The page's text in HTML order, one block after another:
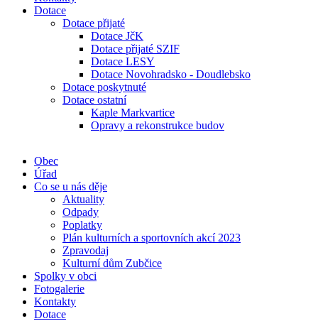
Dotace
Dotace přijaté
Dotace JčK
Dotace přijaté SZIF
Dotace LESY
Dotace Novohradsko - Doudlebsko
Dotace poskytnuté
Dotace ostatní
Kaple Markvartice
Opravy a rekonstrukce budov
Obec
Úřad
Co se u nás děje
Aktuality
Odpady
Poplatky
Plán kulturních a sportovních akcí 2023
Zpravodaj
Kulturní dům Zubčice
Spolky v obci
Fotogalerie
Kontakty
Dotace